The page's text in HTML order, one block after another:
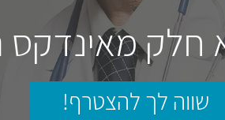
חלק מאינדקס
שווה לך להצטרף!